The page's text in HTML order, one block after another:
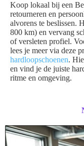
Koop lokaal bij een
retourneren en
alvorens te beslissen.
800 km) en vervang
of versleten profiel.
lees je meer via deze
hardloopschoenen.
en vind je de juiste
ritme en omgeving.